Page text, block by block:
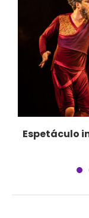
Espetáculo